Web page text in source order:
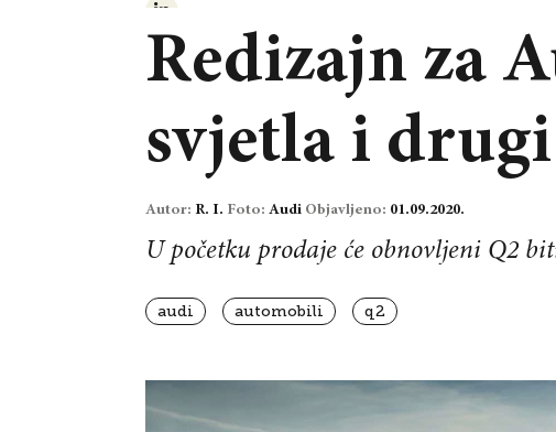
Redizajn za
svjetla i
Autor: R. I. Foto: Audi Objavljeno: 01.09.2020.
U početku prodaje će obnovljeni Q2
audi automobili q2